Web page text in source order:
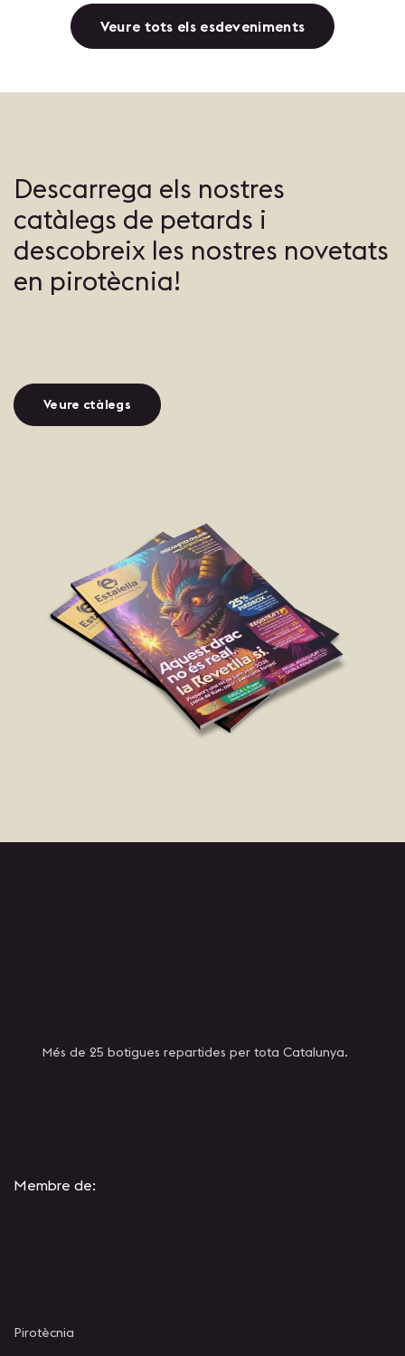
Veure tots els esdeveniments
Descarrega els nostres
catàlegs de petards i
descobreix les nostres novetats
en pirotècnia!
Veure ctàlegs
Més de 25 botigues repartides per tota Catalunya.
Membre de:
Pirotècnia